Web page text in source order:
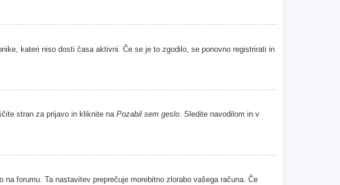
kateri niso dosti časa aktivni. Če se je to zgodilo, se ponovno registrirati in
stran za prijavo in kliknite na Pozabil sem geslo. Sledite navodilom in v
forumu. Ta nastavitev preprečuje morebitno zlorabo vašega računa. Če